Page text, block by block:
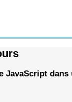
JavaScript dans